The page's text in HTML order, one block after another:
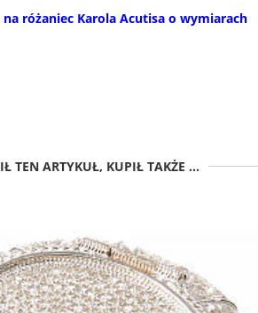
różaniec Karola Acutisa o wymiarach
TEN ARTYKUŁ, KUPIŁ TAKŻE ...